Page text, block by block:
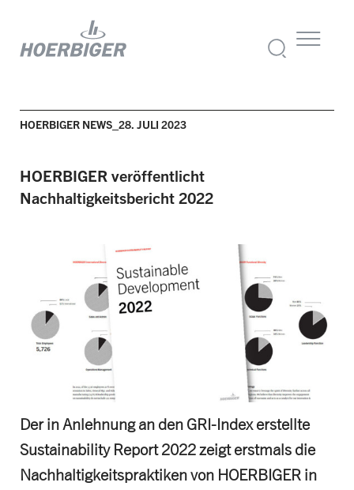
HOERBIGER NEWS_28. JULI 2023
HOERBIGER veröffentlicht
Nachhaltigkeitsbericht2022
Der in Anlehnung an den GRI-Index erstellte
Sustainability Report 2022 zeigt erstmals die
Nachhaltigkeitspraktiken von HOERBIGER in